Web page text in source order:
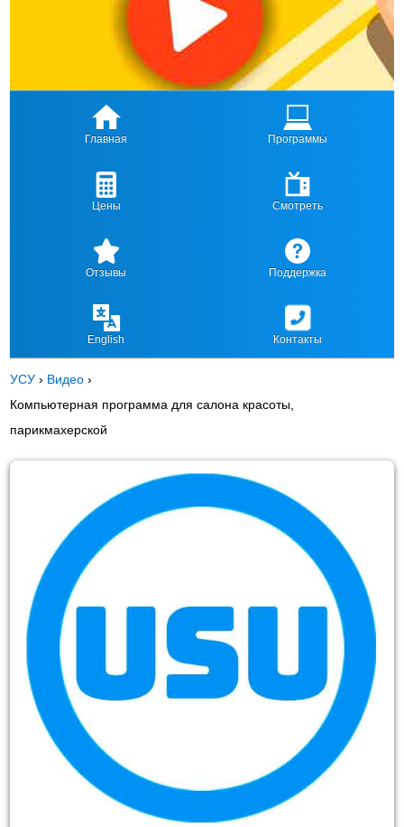
Главная Программы
Цены Смотреть
Отзывы Поддержка
English Контакты
УСУ › Видео ›
Компьютерная программа для салона красоты,
парикмахерской